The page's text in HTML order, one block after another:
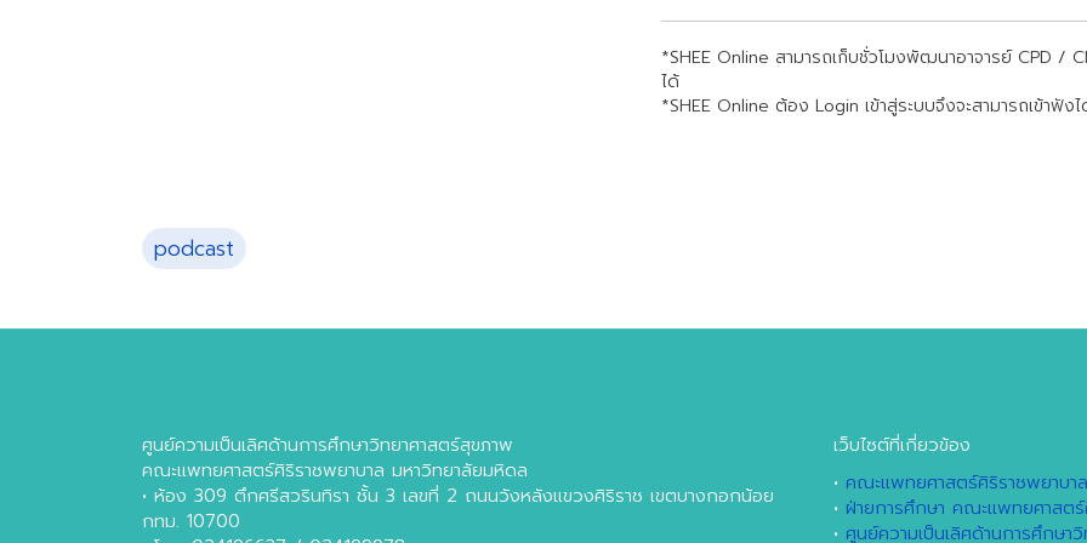
*SHEE Online สามารถเก็บชั่วโมงพัฒนาอาจารย์ CPD /
ได้
*SHEE Online ต้อง Login เข้าสู่ระบบจึงจะสามารถเข้าฟัง
podcast
ศูนย์ความเป็นเลิศด้านการศึกษาวิทยาศาสตร์สุขภาพ
คณะแพทยศาสตร์ศิริราชพยาบาล มหาวิทยาลัยมหิดล
• ห้อง 309 ตึกศรีสวรินทิรา ชั้น 3 เลขที่ 2 ถนนวังหลังแขวงศิริราช เขตบางกอกน้อย
กทม. 10700
เว็บไซต์ที่เกี่ยวข้อง
• คณะแพทยศาสตร์ศิริราชพยาบาล
• ฝ่ายการศึกษา คณะแพทยศาสตร์
• ศูนย์ความเป็นเลิศด้านการศึกษา